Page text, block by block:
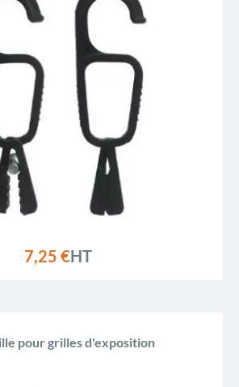
7,25 €HT
pour grilles d'exposition